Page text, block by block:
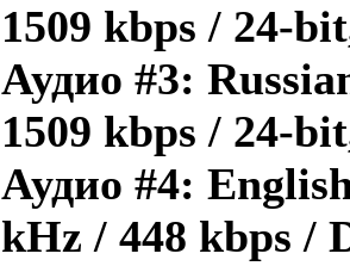
1509 kbps / 24-
Аудио #3:
1509 kbps / 24-
Аудио #4:
kHz / 448 kbps /